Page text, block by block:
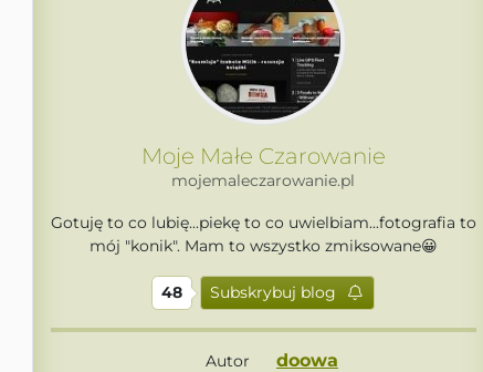
Moje Małe Czarowanie
mojemaleczarowanie.pl
Gotuję to co lubię...piekę to co uwielbiam...fotografia to
mój "konik". Mam to wszystko zmiksowane😀
48 Subskrybuj blog
Autor doowa